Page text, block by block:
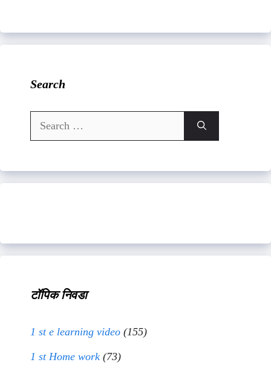
Search
Search
for:
टॉपिक निवडा
1 st e learning video (155)
1 st Home work (73)